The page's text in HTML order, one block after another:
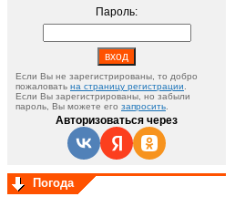
Пароль:
Если Вы не зарегистрированы, то добро
пожаловать на страницу регистрации
Если Вы зарегистрированы, но забыли
пароль, Вы можете его запросить
Авторизоваться через
Погода